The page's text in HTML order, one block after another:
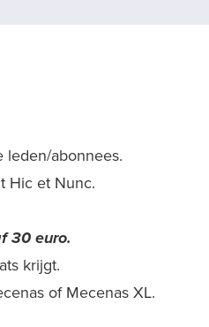
leden/abonnees.
Hic et Nunc.
30 euro.
krijgt.
of Mecenas XL.